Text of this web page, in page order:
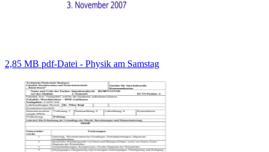
2,85 MB pdf-Datei - Physik am Samstag